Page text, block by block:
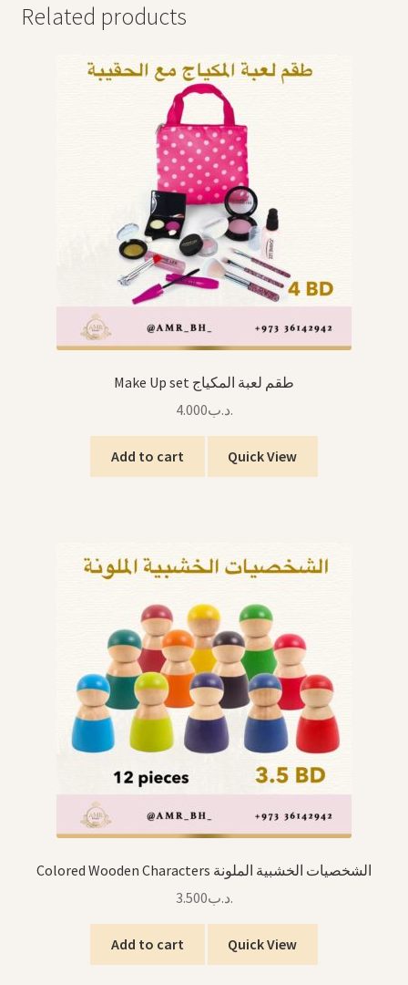
Related products
Make Up set طقم لعبة المكياج
.د.ب4.000
Add to cart Quick View
Colored Wooden Characters الشخصيات الخشبية الملونة
.د.ب3.500
Add to cart Quick View